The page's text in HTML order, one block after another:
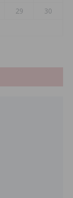
29
30